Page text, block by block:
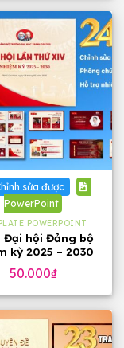
sửa được
PowerPoint
POWERPOINT
Đại hội Đảng bộ
kỳ 2025 – 2030
slide)
50.000₫